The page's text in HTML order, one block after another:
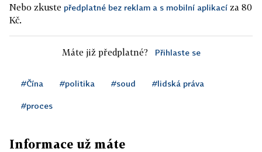
Nebo zkuste předplatné bez reklam a s mobilní aplikací za 80
Kč.
Máte již předplatné? Přihlaste se
#Čína #politika #soud #lidská práva
#proces
Informace už máte